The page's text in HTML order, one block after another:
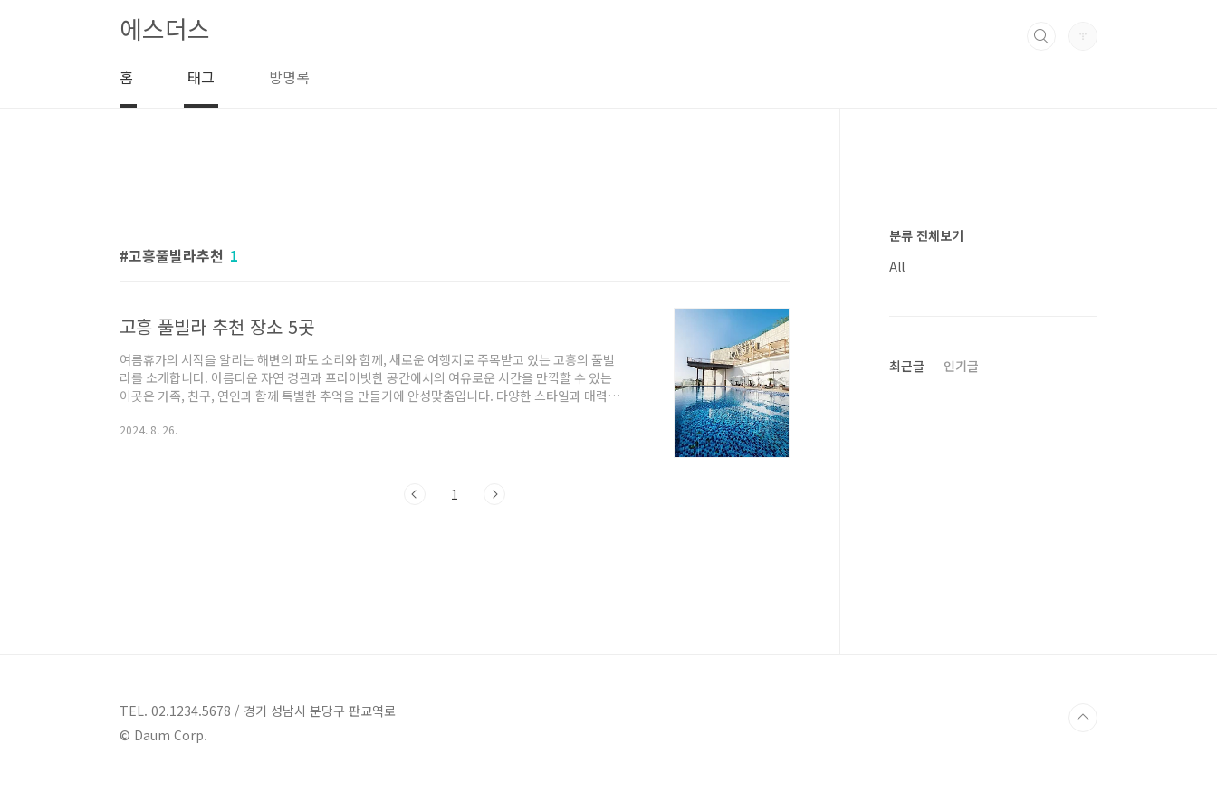
에스더스
홈 태그 방명록
고흥풀빌라추천 1
고흥 풀빌라 추천 장소 5곳
여름휴가의 시작을 알리는 해변의 파도 소리와 함께, 새로운 여행지로 주목받고 있는 고흥의 풀빌
라를 소개합니다. 아름다운 자연 경관과 프라이빗한 공간에서의 여유로운 시간을 만끽할 수 있는
이곳은 가족, 친구, 연인과 함께 특별한 추억을 만들기에 안성맞춤입니다. 다양한 스타일과 매력을
소들을 함께 살펴보겠습니다.고흥 풀빌라 5곳 안내 1. 리조트라움 안내주소 : 전남 순천시 해룡면
2024. 8. 26.
1
분류 전체보기
All
최근글 인기글
TEL. 02.1234.5678 / 경기 성남시 분당구 판교역로
© Daum Corp.